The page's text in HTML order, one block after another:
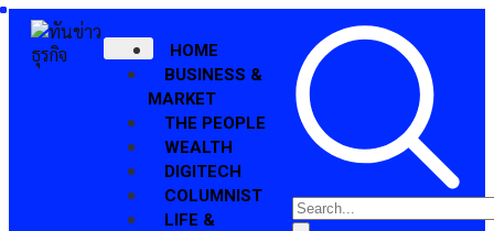
HOME
BUSINESS &
MARKET
THE PEOPLE
WEALTH
DIGITECH
COLUMNIST
LIFE &